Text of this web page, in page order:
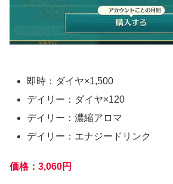
即時：ダイヤ×1,500
デイリー：ダイヤ×120
デイリー：濃縮アロマ
デイリー：エナジードリンク
価格：3,060円